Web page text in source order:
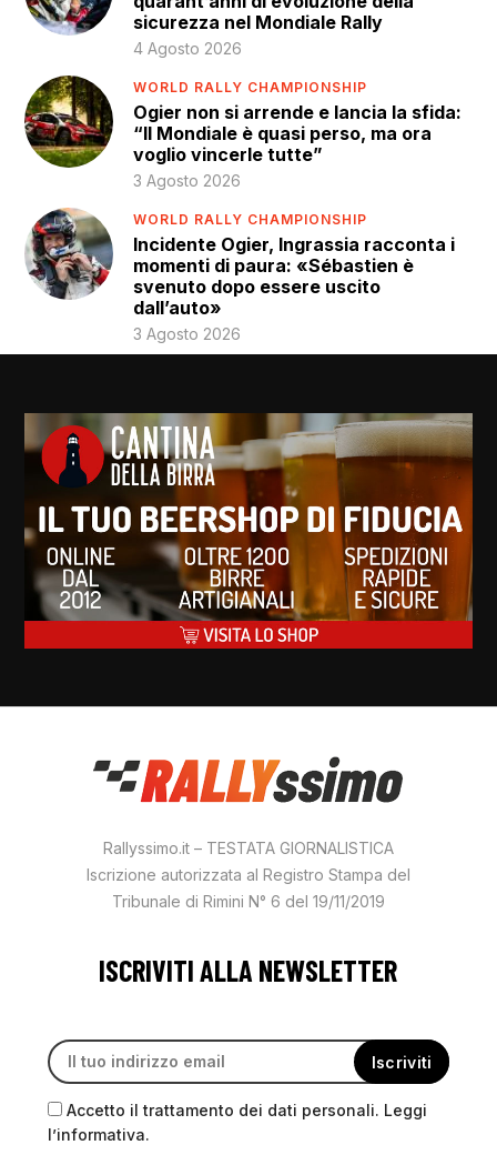
sicurezza nel Mondiale Rally
4 Agosto 2026
WORLD RALLY CHAMPIONSHIP
Ogier non si arrende e lancia la sfida:
“Il Mondiale è quasi perso, ma ora
voglio vincerle tutte”
3 Agosto 2026
WORLD RALLY CHAMPIONSHIP
Incidente Ogier, Ingrassia racconta i
momenti di paura: «Sébastien è
svenuto dopo essere uscito
dall’auto»
3 Agosto 2026
Rallyssimo.it – TESTATA GIORNALISTICA
Iscrizione autorizzata al Registro Stampa del
Tribunale di Rimini N° 6 del 19/11/2019
ISCRIVITI ALLA NEWSLETTER
Accetto il trattamento dei dati personali. Leggi
l’informativa.